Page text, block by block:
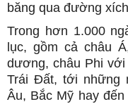
băng qua đường
Trong hơn 1.000
lục, gồm cả châu
dương, châu Phi
Trái Đất, tới những
Âu, Bắc Mỹ hay